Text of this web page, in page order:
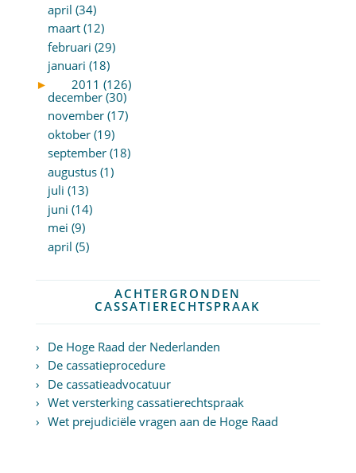
april (34)
maart (12)
februari (29)
januari (18)
►
2011 (126)
december (30)
november (17)
oktober (19)
september (18)
augustus (1)
juli (13)
juni (14)
mei (9)
april (5)
ACHTERGRONDEN
CASSATIERECHTSPRAAK
De Hoge Raad der Nederlanden
De cassatieprocedure
De cassatieadvocatuur
Wet versterking cassatierechtspraak
Wet prejudiciële vragen aan de Hoge Raad